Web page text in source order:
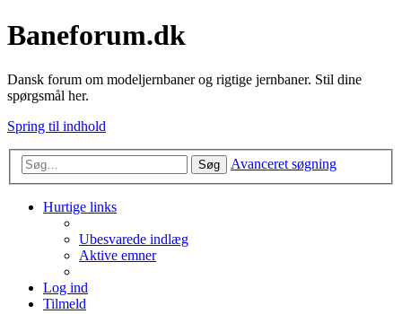
Baneforum.dk
Dansk forum om modeljernbaner og rigtige jernbaner. Stil dine
spørgsmål her.
Spring til indhold
Søg Avanceret søgning
Hurtige links
Ubesvarede indlæg
Aktive emner
Log ind
Tilmeld